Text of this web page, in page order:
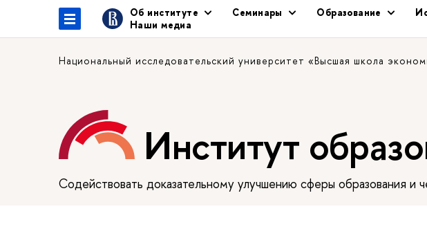
Об институте Семинары Образование
Наши медиа
Национальный исследовательский университет «Высшая школа
Институт
Содействовать доказательному улучшению сферы образования и